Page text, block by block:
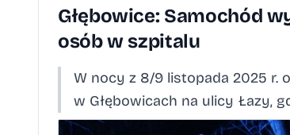
Głębowice: Samochód
osób w szpitalu
W nocy z 8/9 listopada 2025 r.
w Głębowicach na ulicy Łazy,